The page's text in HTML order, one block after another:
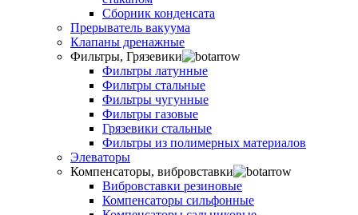
Сборник конденсата
Прерыватель вакуума
Клапаны дренажные
Фильтры, Грязевики
Фильтры латунные
Фильтры стальные
Фильтры чугунные
Фильтры газовые
Грязевики стальные
Фильтры из полимерных материалов
Элеваторы
Компенсаторы, вибровставки
Вибровставки резиновые
Компенсаторы сильфонные